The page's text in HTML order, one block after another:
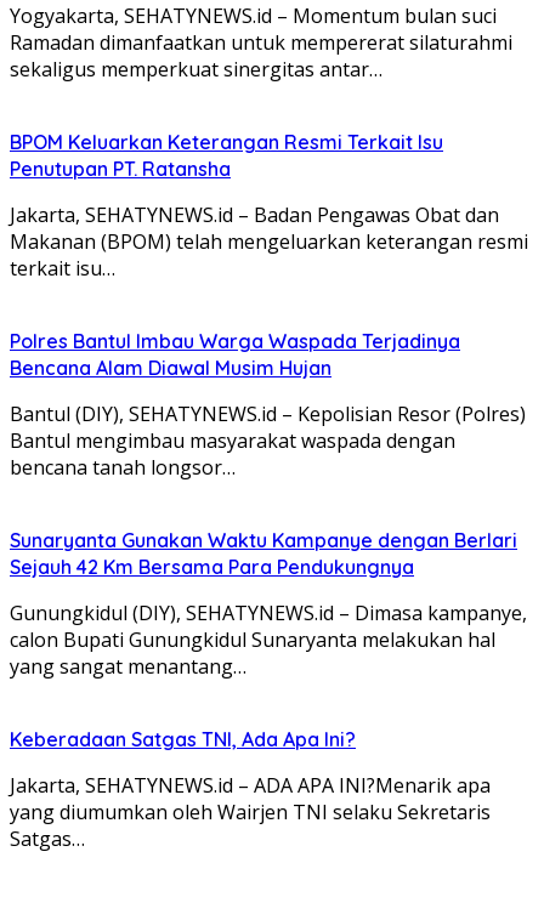
Yogyakarta, SEHATYNEWS.id – Momentum bulan suci
Ramadan dimanfaatkan untuk mempererat silaturahmi
sekaligus memperkuat sinergitas antar…
BPOM Keluarkan Keterangan Resmi Terkait Isu
Penutupan PT. Ratansha
Jakarta, SEHATYNEWS.id – Badan Pengawas Obat dan
Makanan (BPOM) telah mengeluarkan keterangan resmi
terkait isu…
Polres Bantul Imbau Warga Waspada Terjadinya
Bencana Alam Diawal Musim Hujan
Bantul (DIY), SEHATYNEWS.id – Kepolisian Resor (Polres)
Bantul mengimbau masyarakat waspada dengan
bencana tanah longsor…
Sunaryanta Gunakan Waktu Kampanye dengan Berlari
Sejauh 42 Km Bersama Para Pendukungnya
Gunungkidul (DIY), SEHATYNEWS.id – Dimasa kampanye,
calon Bupati Gunungkidul Sunaryanta melakukan hal
yang sangat menantang…
Keberadaan Satgas TNI, Ada Apa Ini?
Jakarta, SEHATYNEWS.id – ADA APA INI?Menarik apa
yang diumumkan oleh Wairjen TNI selaku Sekretaris
Satgas…